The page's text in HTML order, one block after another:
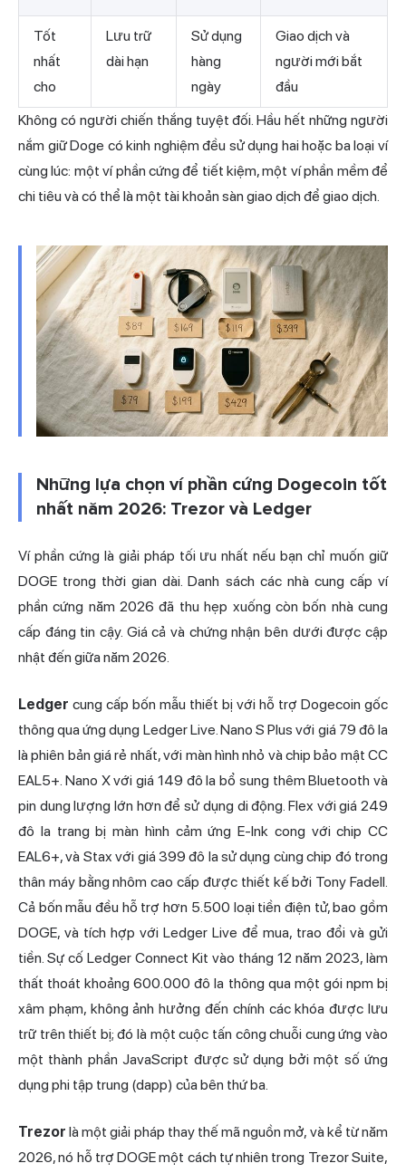
Tốt
nhất
cho
Lưu trữ
dài hạn
Sử dụng
hàng
ngày
Giao dịch và
người mới bắt
đầu
Không có người chiến thắng tuyệt đối. Hầu hết những người
nắm giữ Doge có kinh nghiệm đều sử dụng hai hoặc ba loại ví
cùng lúc: một ví phần cứng để tiết kiệm, một ví phần mềm để
chi tiêu và có thể là một tài khoản sàn giao dịch để giao dịch.
Những lựa chọn ví phần cứng Dogecoin tốt
nhất năm 2026: Trezor và Ledger
Ví phần cứng là giải pháp tối ưu nhất nếu bạn chỉ muốn giữ
DOGE trong thời gian dài. Danh sách các nhà cung cấp ví
phần cứng năm 2026 đã thu hẹp xuống còn bốn nhà cung
cấp đáng tin cậy. Giá cả và chứng nhận bên dưới được cập
nhật đến giữa năm 2026.
Ledger cung cấp bốn mẫu thiết bị với hỗ trợ Dogecoin gốc
thông qua ứng dụng Ledger Live. Nano S Plus với giá 79 đô la
là phiên bản giá rẻ nhất, với màn hình nhỏ và chip bảo mật CC
EAL5+. Nano X với giá 149 đô la bổ sung thêm Bluetooth và
pin dung lượng lớn hơn để sử dụng di động. Flex với giá 249
đô la trang bị màn hình cảm ứng E-Ink cong với chip CC
EAL6+, và Stax với giá 399 đô la sử dụng cùng chip đó trong
thân máy bằng nhôm cao cấp được thiết kế bởi Tony Fadell.
Cả bốn mẫu đều hỗ trợ hơn 5.500 loại tiền điện tử, bao gồm
DOGE, và tích hợp với Ledger Live để mua, trao đổi và gửi
tiền. Sự cố Ledger Connect Kit vào tháng 12 năm 2023, làm
thất thoát khoảng 600.000 đô la thông qua một gói npm bị
xâm phạm, không ảnh hưởng đến chính các khóa được lưu
trữ trên thiết bị; đó là một cuộc tấn công chuỗi cung ứng vào
một thành phần JavaScript được sử dụng bởi một số ứng
dụng phi tập trung (dapp) của bên thứ ba.
Trezor là một giải pháp thay thế mã nguồn mở, và kể từ năm
2026, nó hỗ trợ DOGE một cách tự nhiên trong Trezor Suite,